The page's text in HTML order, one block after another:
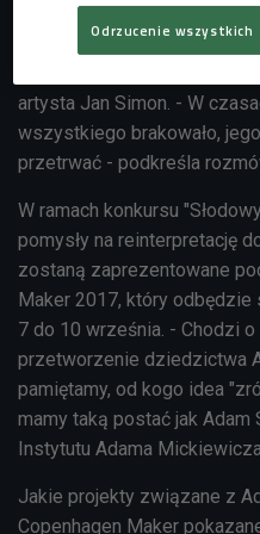
- Adam Słodowy w latach
prowadził w telewizji
artysta Jan Simon. - W
wszystkiego brakowało,
przetrwać - podkreśla
W ramach konkursu
pomysły na reinterpretację
zostaną zaprezentowane
Maker 2017, który
7 do 10 września. - Chodzi
przetworzenie dziedzictwa
pamiętamy, od kogo idea
mamy taką postać jak Adam
Instytutu Adama
Jakie projekty związane z
Copenhagen Maker
Odrzucenie wszystkich